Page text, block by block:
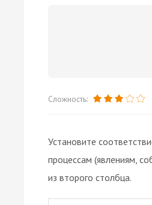
Сложность:
Установите
процессам (явлениям,
из второго столбца.